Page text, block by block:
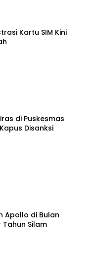
Kartu SIM Kini
di Puskesmas
Disanksi
Apollo di Bulan
Tahun Silam